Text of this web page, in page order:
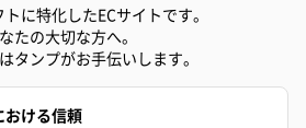
に特化したECサイトです。
たの大切な方へ。
タンプがお手伝いします。
おける信頼